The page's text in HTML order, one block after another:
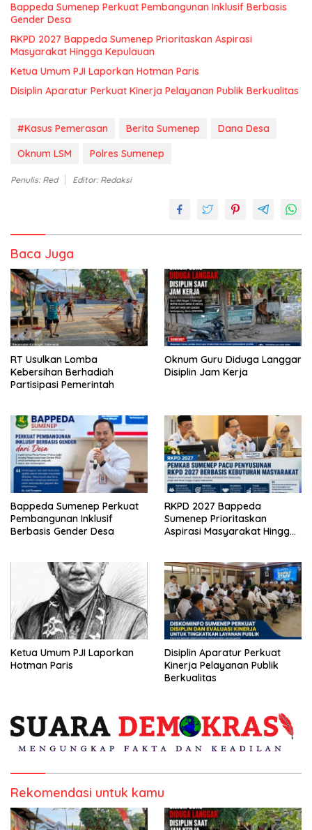
Bappeda Sumenep Perkuat Pembangunan Inklusif Berbasis
Gender Desa
RKPD 2027 Bappeda Sumenep Prioritaskan Aspirasi
Masyarakat Hingga Kepulauan
Ketua Umum PJI Laporkan Hotman Paris
Disiplin Aparatur Perkuat Kinerja Pelayanan Publik Berkualitas
#Kasus Pemerasan Berita Sumenep
Dana Desa
Oknum LSM
Polres Sumenep
Penulis: Red Editor: Redaksi
Baca Juga
RT Usulkan Lomba
Kebersihan Berhadiah
Partisipasi Pemerintah
Oknum Guru Diduga Langgar
Disiplin Jam Kerja
Bappeda Sumenep Perkuat
Pembangunan Inklusif
Berbasis Gender Desa
RKPD 2027 Bappeda
Sumenep Prioritaskan
Aspirasi Masyarakat Hingga
Ketua Umum PJI Laporkan
Hotman Paris
Disiplin Aparatur Perkuat
Kinerja Pelayanan Publik
Berkualitas
Rekomendasi untuk kamu